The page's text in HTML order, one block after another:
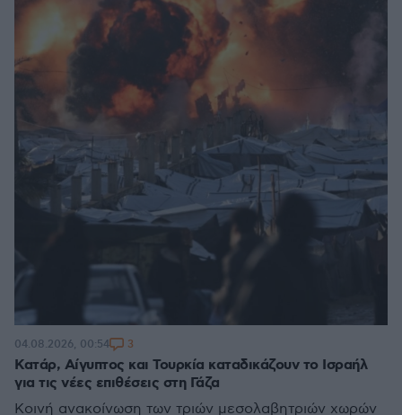
Κατάρ, Αίγυπτος και Τουρκία καταδικάζουν το Ισραήλ
για τις νέες επιθέσεις στη Γάζα
Κοινή ανακοίνωση των τριών μεσολαβητριών χωρών
04.08.2026, 00:54 3